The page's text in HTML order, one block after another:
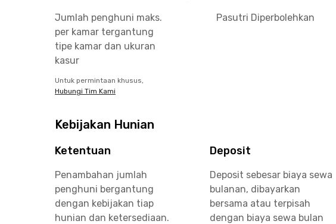
Jumlah penghuni maks.
per kamar tergantung
tipe kamar dan ukuran
kasur
Pasutri Diperbolehkan
Untuk permintaan khusus,
Hubungi Tim Kami
Kebijakan Hunian
Ketentuan
Penambahan jumlah
penghuni bergantung
dengan kebijakan tiap
hunian dan ketersediaan.
Deposit
Deposit sebesar biaya sewa
bulanan, dibayarkan
bersama atau terpisah
dengan biaya sewa bulan